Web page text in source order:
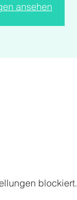
ansehen
blockiert.